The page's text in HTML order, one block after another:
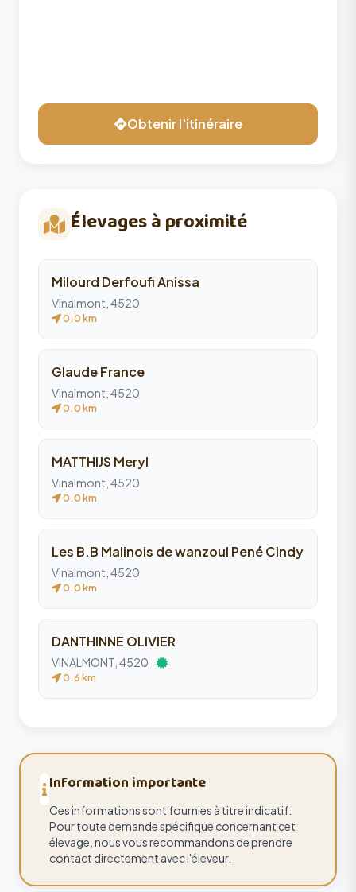
Obtenir l'itinéraire
Élevages à proximité
Milourd Derfoufi Anissa
Vinalmont, 4520
0.0 km
Glaude France
Vinalmont, 4520
0.0 km
MATTHIJS Meryl
Vinalmont, 4520
0.0 km
Les B.B Malinois de wanzoul Pené Cindy
Vinalmont, 4520
0.0 km
DANTHINNE OLIVIER
VINALMONT, 4520
0.6 km
Information importante
Ces informations sont fournies à titre indicatif.
Pour toute demande spécifique concernant cet
élevage, nous vous recommandons de prendre
contact directement avec l'éleveur.